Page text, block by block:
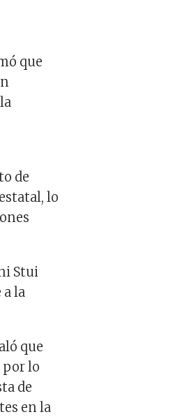
que
de
lo
Stui
a la
que
por lo
de
en la